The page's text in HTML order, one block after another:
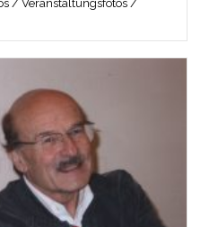
/ Veranstaltungsfotos /